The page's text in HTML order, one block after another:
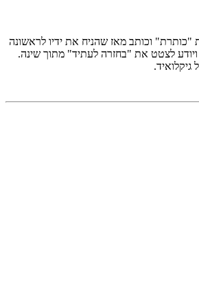
"כותרת" וכותב מאז שהניח את ידיו לראשונה
לצטט את "בחזרה לעתיד" מתוך שינה.